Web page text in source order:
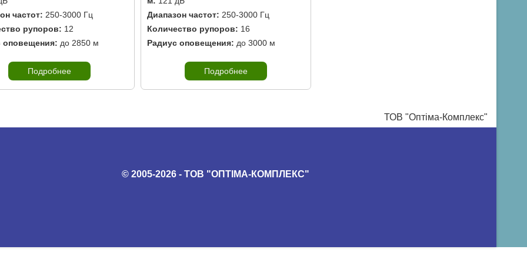
частот: 250-3000 Гц
рупоров: 12
оповещения: до 2850 м
Подробнее
Диапазон частот: 250-3000 Гц
Количество рупоров: 16
Радиус оповещения: до 3000 м
Подробнее
ТОВ "Оптіма-Комплекс"
© 2005-2026 - ТОВ "ОПТІМА-КОМПЛЕКС"